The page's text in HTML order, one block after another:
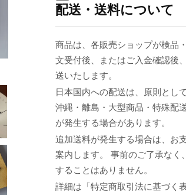
配送・送料について
商品は、各販売ショップが検品
文受付後、またはご入金確認後
送いたします。
日本国内への配送は、原則とし
沖縄・離島・大型商品・特殊配
が発生する場合があります。
追加送料が発生する場合は、お
案内します。 事前のご了承なく
することはありません。
詳細は「特定商取引法に基づく